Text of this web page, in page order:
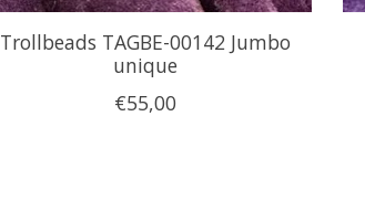
Trollbeads TAGBE-00142 Jumbo
unique
€55,00